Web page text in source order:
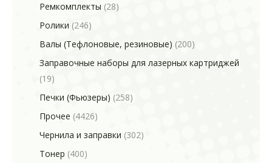
Ремкомплекты (28)
Ролики (246)
Валы (Тефлоновые, резиновые) (200)
Заправочные наборы для лазерных картриджей
(19)
Печки (Фьюзеры) (258)
Прочее (4426)
Чернила и заправки (302)
Тонер (400)